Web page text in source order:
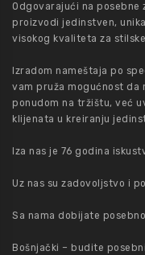
Odgovarajući na posebne
proizvodi jedinstven,
visokog kvaliteta za
Izradom nameštaja po
vam pruža mogućnost
ponudom na tržištu, već
klijenata u kreiranju
Iza nas je 76 godina
Uz nas su zadovoljstvo i
Sa nama dobijate
Bošnjački – budite